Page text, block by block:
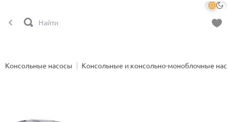
Консольные насосы Консольные и консольно-моноблочные